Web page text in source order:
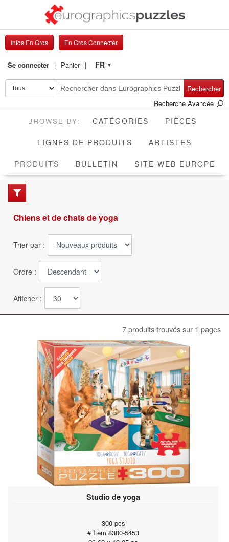
Infos En Gros En Gros Connecter
Se connecter Panier FR ▼
Rechercher
Recherche Avancée
CATÉGORIES PIÈCES
LIGNES DE PRODUITS ARTISTES
PRODUITS ACTIVEBULLETIN SITE WEB EUROPE
Chiens et de chats de yoga
Trier par :
Ordre :
Afficher :
7 produits trouvés sur 1 pages
Studio de yoga
300 pcs
# Item 8300-5453